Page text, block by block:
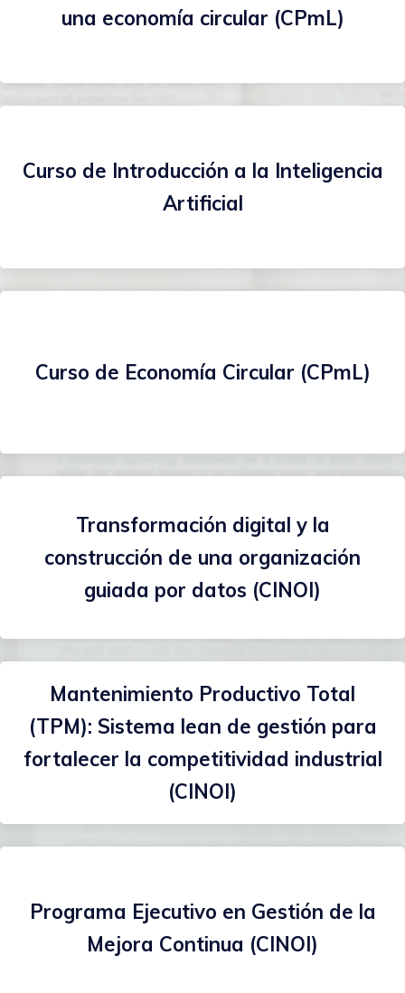
una economía circular (CPmL)
Curso de Introducción a la Inteligencia
Artificial
Curso de Economía Circular (CPmL)
Transformación digital y la
construcción de una organización
guiada por datos (CINOI)
Mantenimiento Productivo Total
(TPM): Sistema lean de gestión para
fortalecer la competitividad industrial
(CINOI)
Programa Ejecutivo en Gestión de la
Mejora Continua (CINOI)